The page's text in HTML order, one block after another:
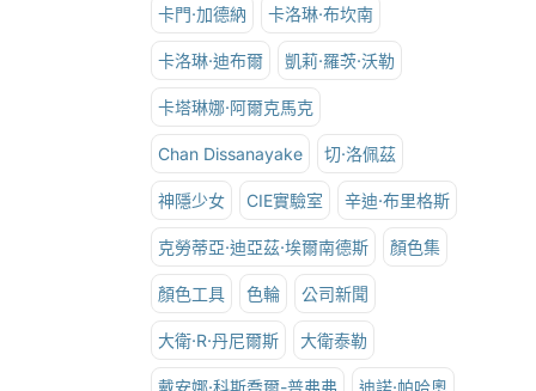
卡門·加德納 卡洛琳·布坎南
卡洛琳·迪布爾 凱莉·羅茨·沃勒
卡塔琳娜·阿爾克馬克
Chan Dissanayake 切·洛佩茲
神隱少女 CIE實驗室 辛迪·布里格斯
克勞蒂亞·迪亞茲·埃爾南德斯 顏色集
顏色工具 色輪 公司新聞
大衛·R·丹尼爾斯 大衛泰勒
戴安娜·科斯喬爾-普弗弗 迪諾·帕哈奧